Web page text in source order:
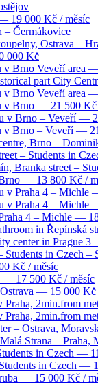
19 000 Kč / měsíc
– Čermákovice
Ostrava –
000 Kč
Brno Veveří area —
part City
Brno Veveří area —
v Brno — 21 500 Kč
v Brno – Veveří—
v Brno – Veveří— 21
Brno –
– Students in
Branka street –
— 13 800 Kč /
v Praha 4 – Michle
v Praha 4 – Michle
4 – Michle — 18
in Řepínská
center in Prague
in Czech –
Kč / měsíc
— 17 500 Kč / měsíc
— 15 000 Kč
2min.from
2min.from
– Ostrava,
Strana – Praha,
in Czech —
in Czech —
— 15 000 Kč /